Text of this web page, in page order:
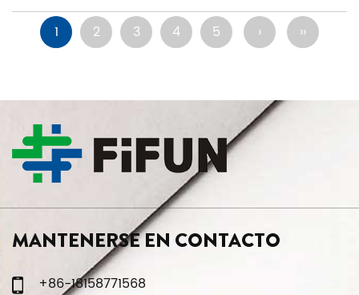
1 2 3 4 5 › ››
MANTENERSE EN CONTACTO
+86-18158771568